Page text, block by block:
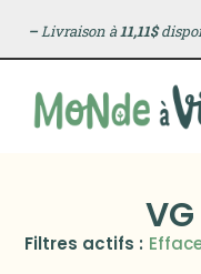
–Livraison à11,11$
Filtres actifs :